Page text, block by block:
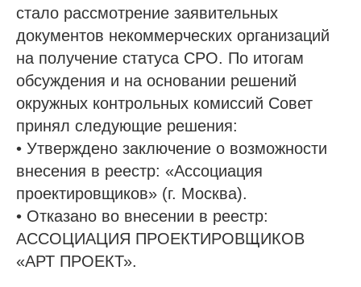
стало рассмотрение заявительных
документов некоммерческих организаций
на получение статуса СРО. По итогам
обсуждения и на основании решений
окружных контрольных комиссий Совет
принял следующие решения:
• Утверждено заключение о возможности
внесения в реестр: «Ассоциация
проектировщиков» (г. Москва).
• Отказано во внесении в реестр:
АССОЦИАЦИЯ ПРОЕКТИРОВЩИКОВ
«АРТ ПРОЕКТ».